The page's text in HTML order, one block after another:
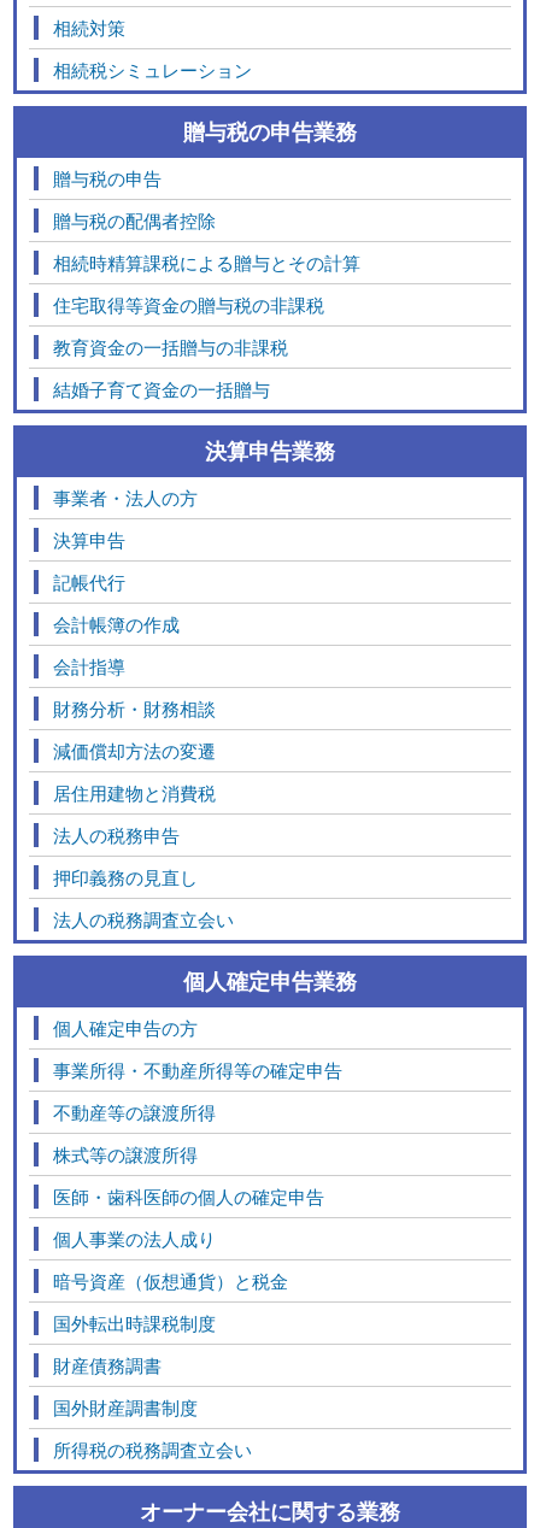
相続対策
相続税シミュレーション
贈与税の申告業務
贈与税の申告
贈与税の配偶者控除
相続時精算課税による贈与とその計算
住宅取得等資金の贈与税の非課税
教育資金の一括贈与の非課税
結婚子育て資金の一括贈与
決算申告業務
事業者・法人の方
決算申告
記帳代行
会計帳簿の作成
会計指導
財務分析・財務相談
減価償却方法の変遷
居住用建物と消費税
法人の税務申告
押印義務の見直し
法人の税務調査立会い
個人確定申告業務
個人確定申告の方
事業所得・不動産所得等の確定申告
不動産等の譲渡所得
株式等の譲渡所得
医師・歯科医師の個人の確定申告
個人事業の法人成り
暗号資産（仮想通貨）と税金
国外転出時課税制度
財産債務調書
国外財産調書制度
所得税の税務調査立会い
オーナー会社に関する業務